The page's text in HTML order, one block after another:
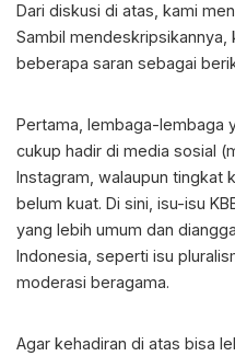
Dari diskusi di atas, kami
Sambil mendeskripsikannya,
beberapa saran sebagai
Pertama, lembaga-lembaga
cukup hadir di media sosial
Instagram, walaupun tingkat
belum kuat. Di sini, isu-isu
yang lebih umum dan
Indonesia, seperti isu
moderasi beragama.
Agar kehadiran di atas bisa